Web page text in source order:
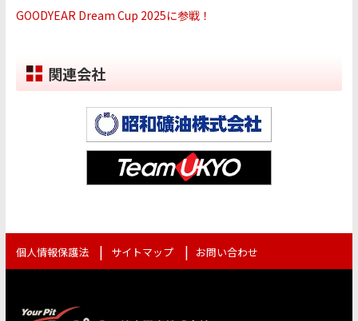
GOODYEAR Dream Cup 2025に参戦！
関連会社
個人情報保護法 サイトマップ お問い合わせ